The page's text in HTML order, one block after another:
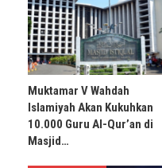
Muktamar V Wahdah
Islamiyah Akan Kukuhkan
10.000 Guru Al-Qur’an di
Masjid…